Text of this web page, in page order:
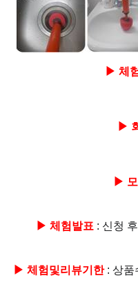
▶ 체
▶
▶
▶ 체험발표 : 신청
▶ 체험및리뷰기한: 상품